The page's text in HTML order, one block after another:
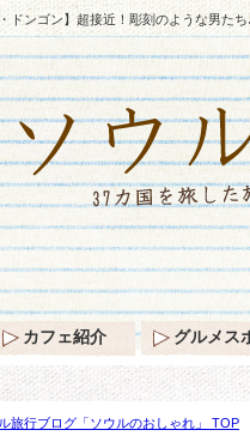
ドンゴン】超接近！彫刻のような男た
旅行ブログ「ソウルのおしゃれ」 TOP
カフェ紹介 グルメス